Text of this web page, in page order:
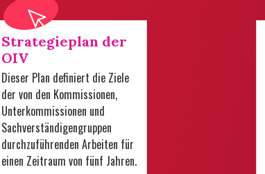
Strategieplan der
OIV
Dieser Plan definiert die Ziele
der von den Kommissionen,
Unterkommissionen und
Sachverständigengruppen
durchzuführenden Arbeiten für
einen Zeitraum von fünf Jahren.